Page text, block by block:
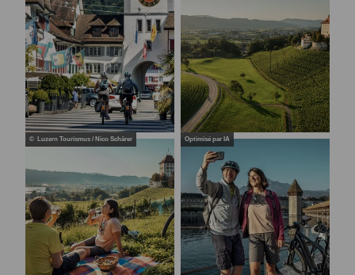
© Luzern Tourismus / Nico Schärer Optimisé par IA